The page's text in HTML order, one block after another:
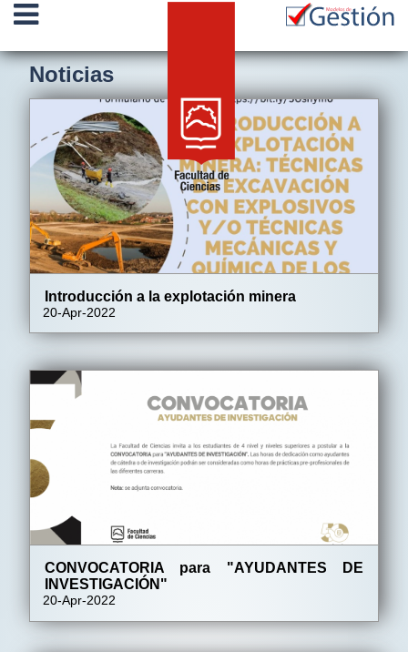
Noticias
Introducción a la explotación minera
20-Apr-2022
CONVOCATORIA para "AYUDANTES DE
INVESTIGACIÓN"
20-Apr-2022